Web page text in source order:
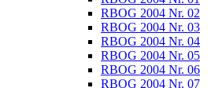
RBOG 2004 Nr. 02
RBOG 2004 Nr. 03
RBOG 2004 Nr. 04
RBOG 2004 Nr. 05
RBOG 2004 Nr. 06
RBOG 2004 Nr. 07